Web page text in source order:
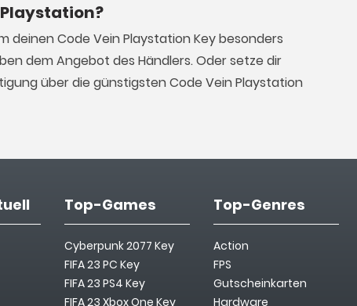
Code Vein Playstation Key besonders
dem Angebot des Händlers. Oder setze dir
über die günstigsten Code Vein Playstation
Top-Games
Cyberpunk 2077 Key
FIFA 23 PC Key
FIFA 23 PS4 Key
FIFA 23 Xbox One Key
Top-Genres
Action
FPS
Gutscheinkarten
Hardware